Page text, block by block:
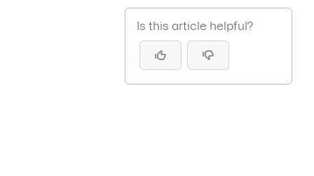
Is this article helpful?